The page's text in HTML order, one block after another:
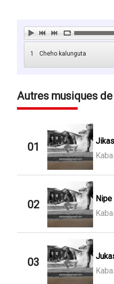
1 Cheho kalunguta
Autres musiques
01
02
03